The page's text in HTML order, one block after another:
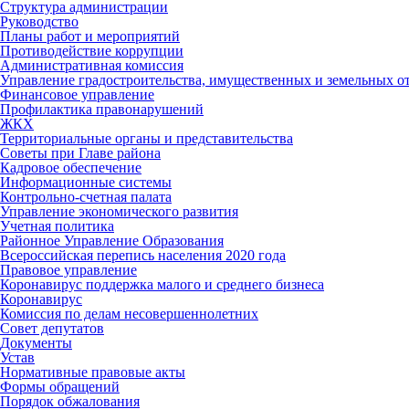
Структура администрации
Руководство
Планы работ и мероприятий
Противодействие коррупции
Административная комиссия
Управление градостроительства, имущественных и земельных
Финансовое управление
Профилактика правонарушений
ЖКХ
Территориальные органы и представительства
Советы при Главе района
Кадровое обеспечение
Информационные системы
Контрольно-счетная палата
Управление экономического развития
Учетная политика
Районное Управление Образования
Всероссийская перепись населения 2020 года
Правовое управление
Коронавирус поддержка малого и среднего бизнеса
Коронавирус
Комиссия по делам несовершеннолетних
Совет депутатов
Документы
Устав
Нормативные правовые акты
Формы обращений
Порядок обжалования